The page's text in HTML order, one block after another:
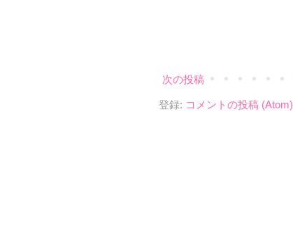
次の投稿
登録: コメントの投稿 (Atom)